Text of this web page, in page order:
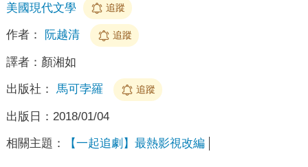
美國現代文學
追蹤
作者： 阮越清 追蹤
譯者： 顏湘如
出版社： 馬可孛羅 追蹤
出版日： 2018/01/04
相關主題： 【一起追劇】最熱影視改編